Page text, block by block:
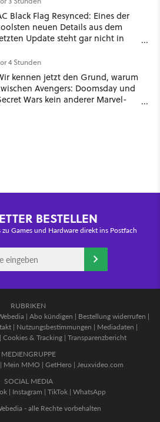
Black Flag Resynced: Eines der
neuen Details aus dem
Update steht gar nicht in
4 Stunden
kennen jetzt den Grund, warum
Avengers: Doomsday und
Wars kein anderer Marvel-
BESTELLEN
Games und Hardware direkt ins Postfach
RUBRIKEN
| Abo kündigen | Bestellung widerrufen |
| Nutzungsbestimmungen | Mediadaten |
| Cookies & Tracking | Transparenzbericht
MEDIENGRUPPE
| Mein MMO | GetHero | Jeuxvideo.com
SOCIAL MEDIA
| Instagram | TikTok | WhatsApp
- alle Rechte vorbehalten